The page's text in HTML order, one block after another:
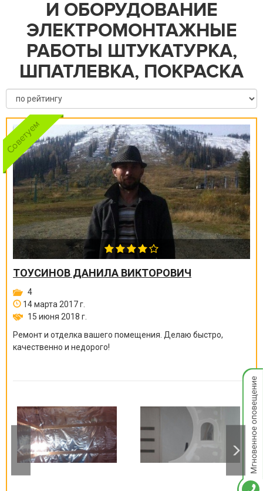
И ОБОРУДОВАНИЕ
ЭЛЕКТРОМОНТАЖНЫЕ
РАБОТЫ ШТУКАТУРКА,
ШПАТЛЕВКА, ПОКРАСКА
ТОУСИНОВ ДАНИЛА ВИКТОРОВИЧ
4
14 марта 2017 г.
15 июня 2018 г.
Ремонт и отделка вашего помещения. Делаю быстро,
качественно и недорого!